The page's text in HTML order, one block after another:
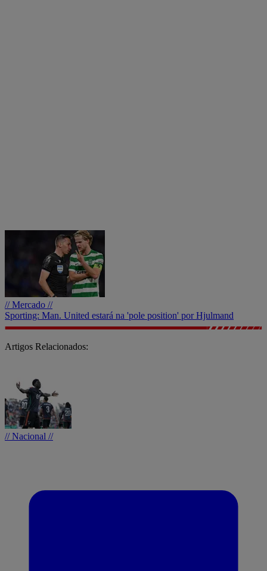
// Mercado //
Sporting: Man. United estará na 'pole position' por Hjulmand
Artigos Relacionados:
// Nacional //